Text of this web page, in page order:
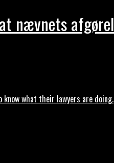
nævnets
know what their lawyers are doing.